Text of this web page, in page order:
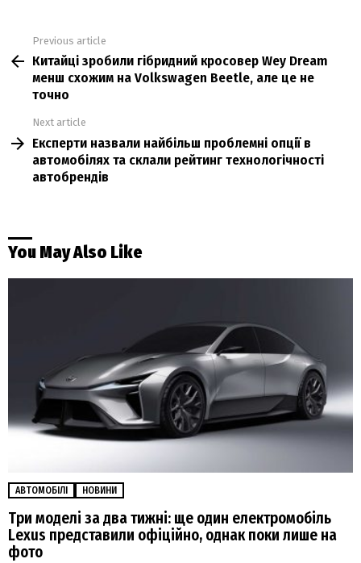
more
Previous article
Китайці зробили гібридний кросовер Wey Dream
менш схожим на Volkswagen Beetle, але це не
точно
Next article
Експерти назвали найбільш проблемні опції в
автомобілях та склали рейтинг технологічності
автобрендів
You May Also Like
АВТОМОБІЛІ НОВИНИ
Три моделі за два тижні: ще один електромобіль
Lexus представили офіційно, однак поки лише на
фото